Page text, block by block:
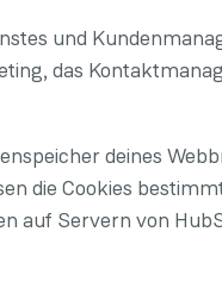
und
das
deines
die Cookies
auf Servern von